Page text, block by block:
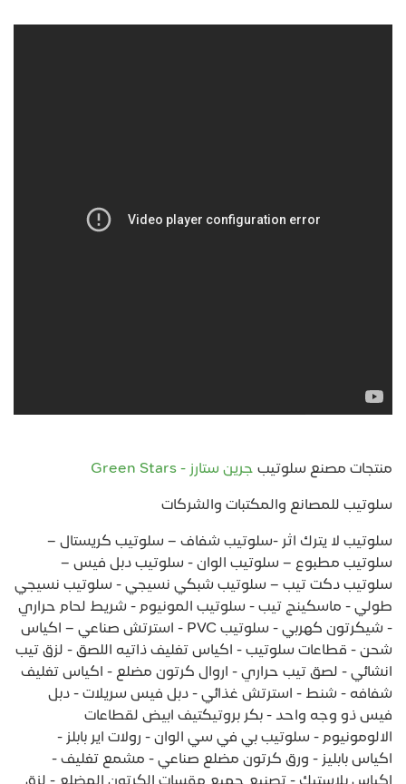
منتجات مصنع سلوتيب جرين ستارز - Green Stars
سلوتيب للمصانع والمكتبات والشركات
سلوتيب لا يترك اثر -سلوتيب شفاف – سلوتيب كريستال –
سلوتيب مطبوع – سلوتيب الوان - سلوتيب دبل فيس –
سلوتيب دكت تيب – سلوتيب شبكي نسيجي - سلوتيب نسيجي
طولي - ماسكينج تيب - سلوتيب المونيوم - شريط لحام حراري
- شيكرتون كهربي - سلوتيب PVC - استرتش صناعي – اكياس
شحن - قطاعات سلوتيب - اكياس تغليف ذاتيه اللصق - لزق تيب
انشائي - لصق تيب حراري - اروال كرتون مضلع - اكياس تغليف
شفافه - شنط - استرتش غذائي - دبل فيس سريلات - دبل
فيس ذو وجه واحد - بكر بروتيكتيف ابيض لقطاعات
الالومونيوم - سلوتيب بي في سي الوان - رولات اير بابلز -
اكياس بابليز - ورق كرتون مضلع صناعي - مشمع تغليف -